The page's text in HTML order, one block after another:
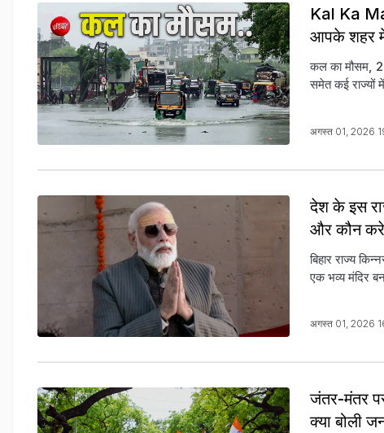
Kal Ka
आपके शहर में
कल का मौसम, 2
समेत कई राज्यों
अगस्त 01, 2026
देश के इस
और कौन
बिहार राज्य
एक भव्य मंदिर
अगस्त 01, 2026
जंतर-मंतर
क्या बोली